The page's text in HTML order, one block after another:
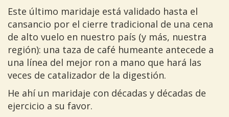
Este último maridaje está validado hasta el
cansancio por el cierre tradicional de una cena
de alto vuelo en nuestro país (y más, nuestra
región): una taza de café humeante antecede a
una línea del mejor ron a mano que hará las
veces de catalizador de la digestión.
He ahí un maridaje con décadas y décadas de
ejercicio a su favor.